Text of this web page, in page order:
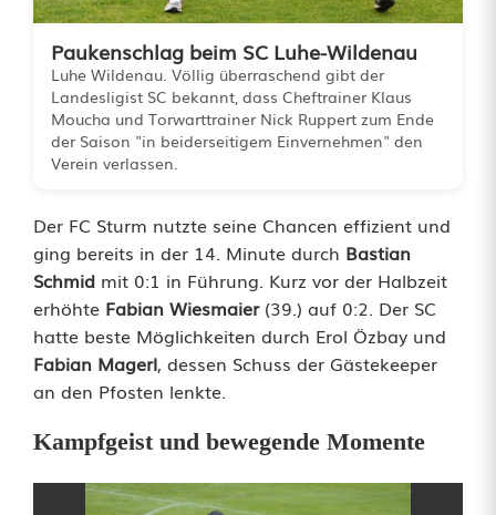
u
i
l
d
e
n
a
u
Paukenschlag beim SC Luhe-Wildenau
Luhe Wildenau. Völlig überraschend gibt der
Landesligist SC bekannt, dass Cheftrainer Klaus
Moucha und Torwarttrainer Nick Ruppert zum Ende
der Saison "in beiderseitigem Einvernehmen" den
Verein verlassen.
Der FC Sturm nutzte seine Chancen effizient und
ging bereits in der 14. Minute durch Bastian
Schmid mit 0:1 in Führung. Kurz vor der Halbzeit
erhöhte Fabian Wiesmaier(39.) auf 0:2. Der SC
hatte beste Möglichkeiten durch Erol Özbay und
Fabian Magerl, dessen Schuss der Gästekeeper
an den Pfosten lenkte.
Kampfgeist und bewegende Momente